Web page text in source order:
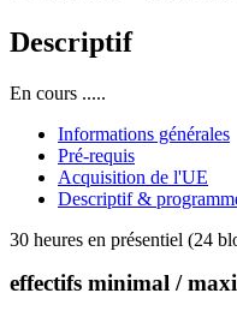
Descriptif
En cours .....
Informations générales
Pré-requis
Acquisition de l'UE
Descriptif &
30 heures en présentiel (24
effectifs minimal /